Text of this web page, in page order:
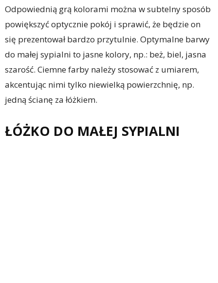
Odpowiednią grą kolorami można w subtelny sposób
powiększyć optycznie pokój i sprawić, że będzie on
się prezentował bardzo przytulnie. Optymalne barwy
do małej sypialni to jasne kolory, np.: beż, biel, jasna
szarość. Ciemne farby należy stosować z umiarem,
akcentując nimi tylko niewielką powierzchnię, np.
jedną ścianę za łóżkiem.
ŁÓŻKO DO MAŁEJ SYPIALNI